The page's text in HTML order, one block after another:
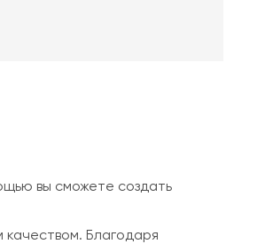
вы сможете создать
Благодаря